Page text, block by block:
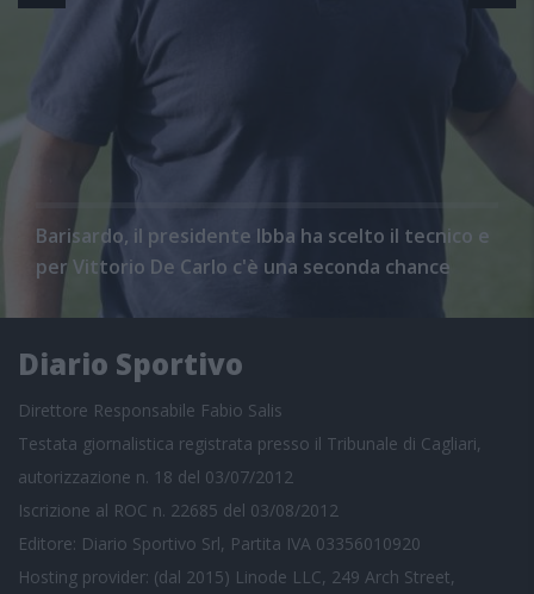
Barisardo, il presidente Ibba ha scelto il tecnico e
per Vittorio De Carlo c'è una seconda chance
Diario Sportivo
Direttore Responsabile Fabio Salis
Testata giornalistica registrata presso il Tribunale di Cagliari,
autorizzazione n. 18 del 03/07/2012
Iscrizione al ROC n. 22685 del 03/08/2012
Editore: Diario Sportivo Srl, Partita IVA 03356010920
Hosting provider: (dal 2015) Linode LLC, 249 Arch Street,